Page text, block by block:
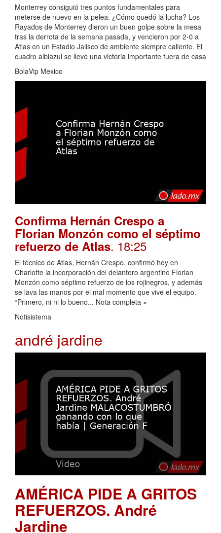
Monterrey consiguió tres puntos fundamentales para
meterse de nuevo en la pelea. ¿Cómo quedó la lucha? Los
Rayados de Monterrey dieron un buen golpe sobre la mesa
tras la derrota de la semana pasada, y vencieron por 2-0 a
Atlas en un Estadio Jalisco de ambiente siempre caliente. El
cuadro albiazul se llevó una victoria importante fuera de casa
BolaVip Mexico
Confirma Hernán Crespo a
Florian Monzón como el séptimo
refuerzo de Atlas. 18:25
El técnico de Atlas, Hernán Crespo, confirmó hoy en
Charlotte la incorporación del delantero argentino Florian
Monzón como séptimo refuerzo de los rojinegros, y además
se lava las manos por el mal momento que vive el equipo.
“Primero, ni ni lo bueno... Nota completa »
Notisistema
andré jardine
AMÉRICA PIDE A GRITOS
REFUERZOS. André
Jardine